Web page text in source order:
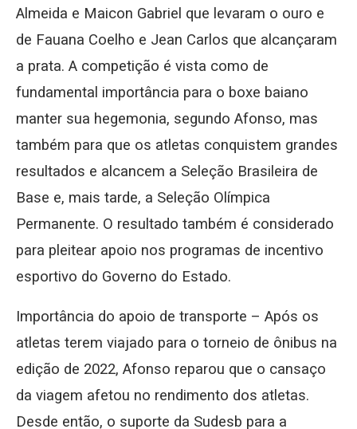
Almeida e Maicon Gabriel que levaram o ouro e
de Fauana Coelho e Jean Carlos que alcançaram
a prata. A competição é vista como de
fundamental importância para o boxe baiano
manter sua hegemonia, segundo Afonso, mas
também para que os atletas conquistem grandes
resultados e alcancem a Seleção Brasileira de
Base e, mais tarde, a Seleção Olímpica
Permanente. O resultado também é considerado
para pleitear apoio nos programas de incentivo
esportivo do Governo do Estado.
Importância do apoio de transporte – Após os
atletas terem viajado para o torneio de ônibus na
edição de 2022, Afonso reparou que o cansaço
da viagem afetou no rendimento dos atletas.
Desde então, o suporte da Sudesb para a